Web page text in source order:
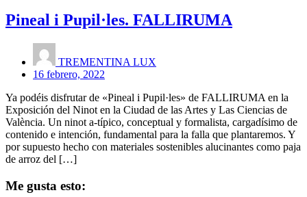
Pineal i Pupil·les. FALLIRUMA
TREMENTINA LUX
16 febrero, 2022
Ya podéis disfrutar de «Pineal i Pupil·les» de FALLIRUMA en la
Exposición del Ninot en la Ciudad de las Artes y Las Ciencias de
València. Un ninot a-típico, conceptual y formalista, cargadísimo de
contenido e intención, fundamental para la falla que plantaremos. Y
por supuesto hecho con materiales sostenibles alucinantes como paja
de arroz del […]
Me gusta esto: